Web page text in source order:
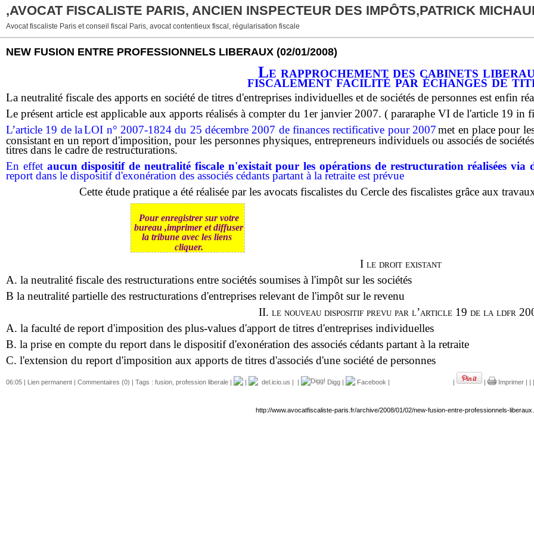
,AVOCAT FISCALISTE PARIS, ANCIEN INSPECTEUR DES IMPÔTS,PATRICK
Avocat fiscaliste Paris et conseil fiscal Paris, avocat contentieux fiscal, régularisation fiscale
NEW FUSION ENTRE PROFESSIONNELS LIBERAUX (02/01/2008)
Le rapprochement des cabinets
fiscalement facilité par échanges de
La neutralité fiscale des apports en société de titres d'entreprises individuelles et de sociétés de personnes est enfin
Le présent article est applicable aux apports réalisés à compter du 1er janvier 2007. ( pararaphe VI de l'article 19 in
L’article 19 de laLOI n° 2007-1824 du 25 décembre 2007 de finances rectificative pour 2007 met en place pour
consistant en un report d'imposition, pour les personnes physiques, entrepreneurs individuels ou associés de
titres dans le cadre de restructurations.
En effet aucun dispositif de neutralité fiscale n'existait pour les opérations de restructuration réalisées via
report dans le dispositif d'exonération des associés cédants partant à la retraite est prévue
Cette étude pratique a été réalisée par les avocats fiscalistes du Cercle des fiscalistes grâce aux
Pour enregistrer sur votre
bureau ,imprimer et diffuser
la tribune avec les liens
cliquer.
I le droit existant
A. la neutralité fiscale des restructurations entre sociétés soumises à l'impôt sur les sociétés
B la neutralité partielle des restructurations d'entreprises relevant de l'impôt sur le revenu
II. le nouveau dispositif prevu par l’article 19 de la ldfr
A. la faculté de report d'imposition des plus-values d'apport de titres d'entreprises individuelles
B. la prise en compte du report dans le dispositif d'exonération des associés cédants partant à la retraite
C. l'extension du report d'imposition aux apports de titres d'associés d'une société de personnes
06:05 | Lien permanent | Commentaires (0) | Tags : fusion profession liberale | | del.icio.us | | Digg | Facebook | | | Imprimer | | |
http://www.avocatfiscaliste-paris.fr/archive/2008/01/02/new-fusion-entre-professionnels-